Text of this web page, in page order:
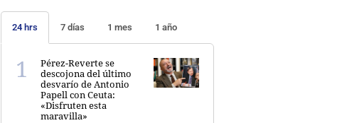
24 hrs 7 días 1 mes 1 año
Pérez-Reverte se
descojona del último
desvarío de Antonio
Papell con Ceuta:
«Disfruten esta
maravilla»